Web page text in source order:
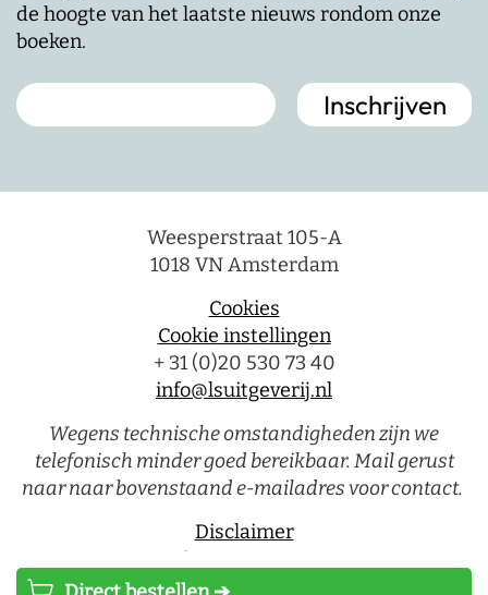
de hoogte van het laatste nieuws rondom onze
boeken.
Weesperstraat 105-A
1018 VN Amsterdam
Cookies
Cookie instellingen
+ 31 (0)20 530 73 40
info@lsuitgeverij.nl
Wegens technische omstandigheden zijn we
telefonisch minder goed bereikbaar. Mail gerust
naar naar bovenstaand e-mailadres voor contact.
Disclaimer
Privacystatement